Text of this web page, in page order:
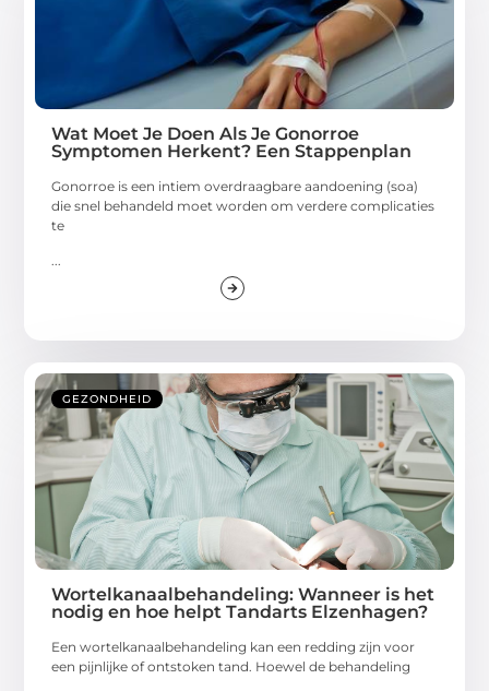
Wat Moet Je Doen Als Je Gonorroe
Symptomen Herkent? Een Stappenplan
Gonorroe is een intiem overdraagbare aandoening (soa)
die snel behandeld moet worden om verdere complicaties
te
...
GEZONDHEID
Wortelkanaalbehandeling: Wanneer is het
nodig en hoe helpt Tandarts Elzenhagen?
Een wortelkanaalbehandeling kan een redding zijn voor
een pijnlijke of ontstoken tand. Hoewel de behandeling